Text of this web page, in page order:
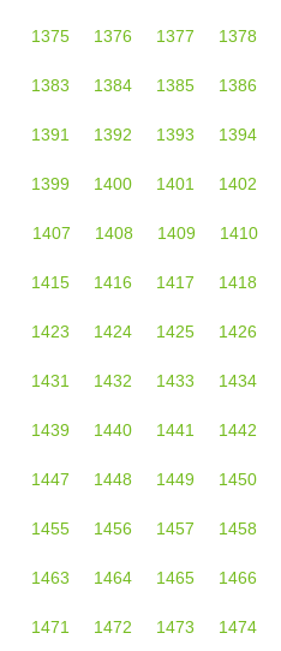
1375 1376 1377 1378
1383 1384 1385 1386
1391 1392 1393 1394
1399 1400 1401 1402
1407 1408 1409 1410
1415 1416 1417 1418
1423 1424 1425 1426
1431 1432 1433 1434
1439 1440 1441 1442
1447 1448 1449 1450
1455 1456 1457 1458
1463 1464 1465 1466
1471 1472 1473 1474